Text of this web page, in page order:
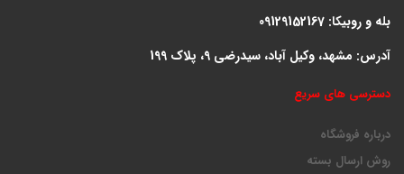
بله و روبیکا: 09129152167
آدرس: مشهد، وکیل آباد، سیدرضی 9، پلاک 199
دسترسی های سریع
درباره فروشگاه
روش ارسال بسته